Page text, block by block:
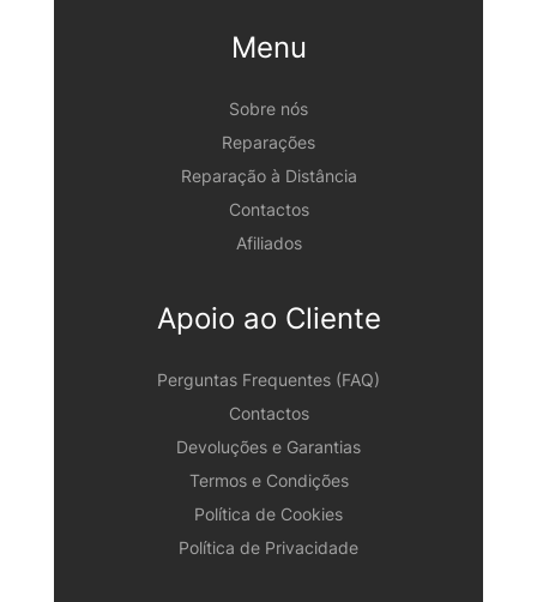
Menu
Sobre nós
Reparações
Reparação à Distância
Contactos
Afiliados
Apoio ao Cliente
Perguntas Frequentes (FAQ)
Contactos
Devoluções e Garantias
Termos e Condições
Política de Cookies
Política de Privacidade